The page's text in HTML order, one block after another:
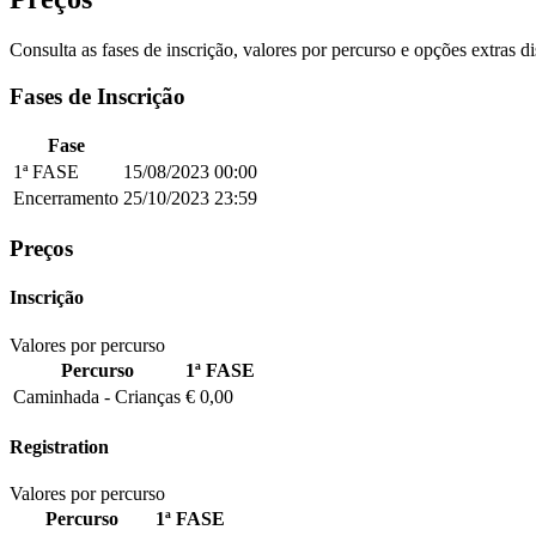
Consulta as fases de inscrição, valores por percurso e opções extras
Fases de Inscrição
Fase
1ª FASE
15/08/2023 00:00
Encerramento 25/10/2023 23:59
Preços
Inscrição
Valores por percurso
Percurso
1ª FASE
Caminhada - Crianças € 0,00
Registration
Valores por percurso
Percurso
1ª FASE